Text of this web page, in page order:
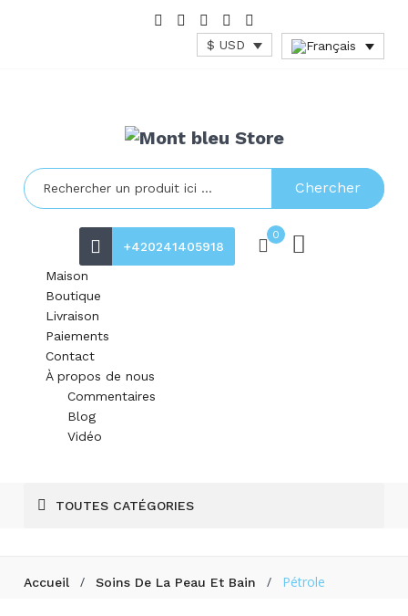
$ USD
Chercher
+420241405918
0
Maison
Boutique
Livraison
Paiements
Contact
À propos de nous
Commentaires
Blog
Vidéo
TOUTES CATÉGORIES
Accueil / Soins De La Peau Et Bain / Pétrole